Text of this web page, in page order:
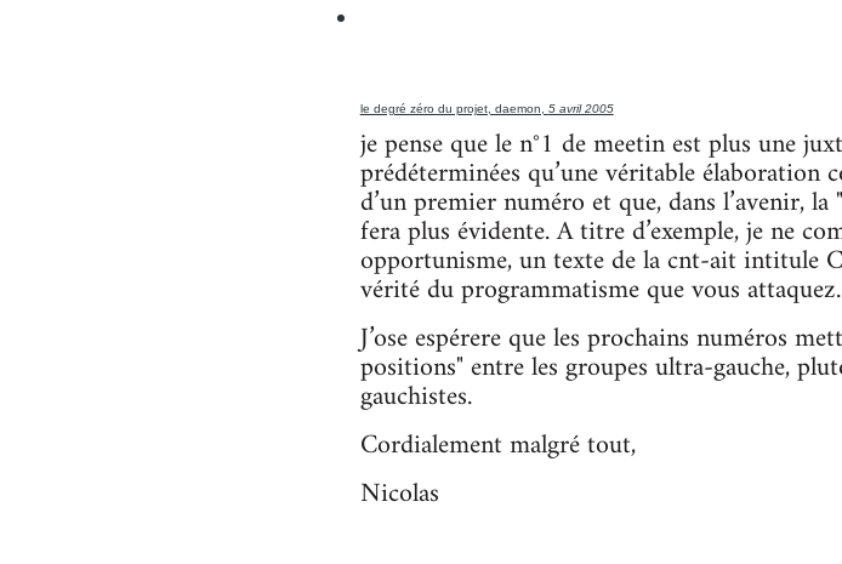
le degré zéro du projet, daemon, 5 avril 2005
je pense que le n°1 de meetin est plus une
prédéterminées qu’une véritable élaboration
d’un premier numéro et que, dans l’avenir,
fera plus évidente. A titre d’exemple, je ne
opportunisme, un texte de la cnt-ait intitule
vérité du programmatisme que vous attaquez.
J’ose espérere que les prochains numéros
positions" entre les groupes ultra-gauche,
gauchistes.
Cordialement malgré tout,
Nicolas